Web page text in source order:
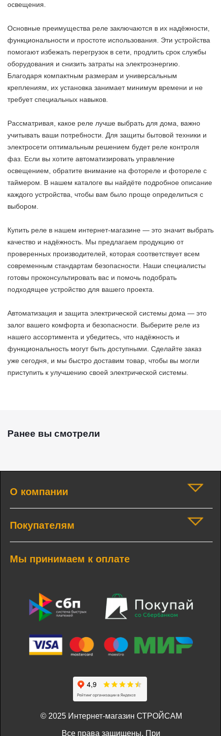
освещения.
Основные преимущества реле заключаются в их надёжности,
функциональности и простоте использования. Эти устройства
помогают избежать перегрузок в сети, продлить срок службы
оборудования и снизить затраты на электроэнергию.
Благодаря компактным размерам и универсальным
креплениям, их установка занимает минимум времени и не
требует специальных навыков.
Рассматривая, какое реле лучше выбрать для дома, важно
учитывать ваши потребности. Для защиты бытовой техники и
электросети оптимальным решением будет реле контроля
фаз. Если вы хотите автоматизировать управление
освещением, обратите внимание на фотореле и фотореле с
таймером. В нашем каталоге вы найдёте подробное описание
каждого устройства, чтобы вам было проще определиться с
выбором.
Купить реле в нашем интернет-магазине — это значит выбрать
качество и надёжность. Мы предлагаем продукцию от
проверенных производителей, которая соответствует всем
современным стандартам безопасности. Наши специалисты
готовы проконсультировать вас и помочь подобрать
подходящее устройство для вашего проекта.
Автоматизация и защита электрической системы дома — это
залог вашего комфорта и безопасности. Выберите реле из
нашего ассортимента и убедитесь, что надёжность и
функциональность могут быть доступными. Сделайте заказ
уже сегодня, и мы быстро доставим товар, чтобы вы могли
приступить к улучшению своей электрической системы.
Ранее вы смотрели
О компании
Покупателям
Мы принимаем к оплате
© 2025 Интернет-магазин СТРОЙСАМ
Все права защищены. При